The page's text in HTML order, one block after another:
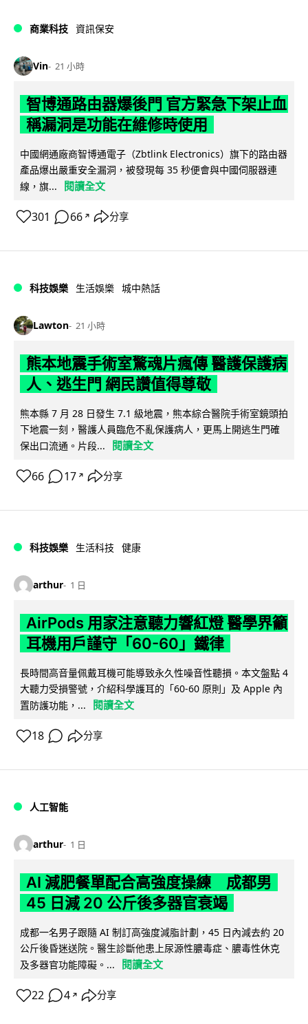
商業科技 資訊保安
Vin 21 小時
智博通路由器爆後門 官方緊急下架止血
稱漏洞是功能在維修時使用
中國網通廠商智博通電子（Zbtlink Electronics）旗下的路由器
產品爆出嚴重安全漏洞，被發現每 35 秒便會與中國伺服器連
線，旗...
閱讀全文
301 66 ↗ 分享
科技娛樂 生活娛樂 城中熱話
Lawton 21 小時
熊本地震手術室驚魂片瘋傳 醫護保護病
人、逃生門 網民讚值得尊敬
熊本縣 7 月 28 日發生 7.1 級地震，熊本綜合醫院手術室鏡頭拍
下地震一刻，醫護人員臨危不亂保護病人，更馬上開逃生門確
保出口流通。片段...
閱讀全文
66 17 ↗ 分享
科技娛樂 生活科技 健康
arthur 1 日
AirPods 用家注意聽力響紅燈 醫學界籲
耳機用戶謹守「60-60」鐵律
長時間高音量佩戴耳機可能導致永久性噪音性聽損。本文盤點 4
大聽力受損警號，介紹科學護耳的「60-60 原則」及 Apple 內
置防護功能，...
閱讀全文
18 分享
人工智能
arthur 1 日
AI 減肥餐單配合高強度操練 成都男
45 日減 20 公斤後多器官衰竭
成都一名男子跟隨 AI 制訂高強度減脂計劃，45 日內減去約 20
公斤後昏迷送院。醫生診斷他患上尿源性膿毒症、膿毒性休克
及多器官功能障礙。...
閱讀全文
22 4 ↗ 分享